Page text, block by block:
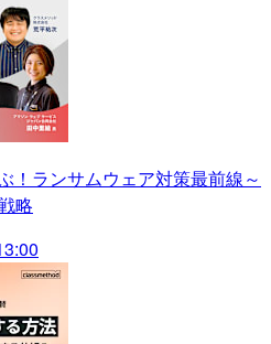
！ランサムウェア対策最前線～
略